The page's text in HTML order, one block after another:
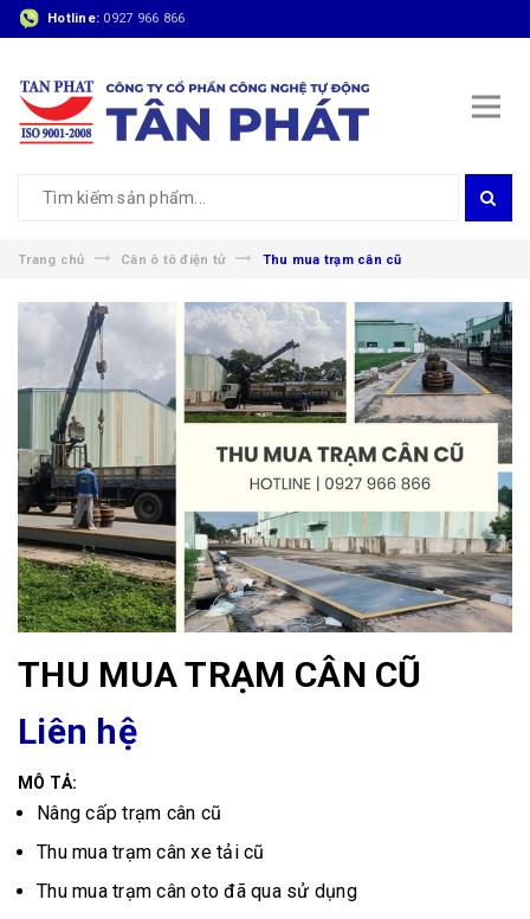
Hotline: 0927 966 866
Trang chủ Cân ô tô điện tử Thu mua trạm cân cũ
THU MUA TRẠM CÂN CŨ
Liên hệ
MÔ TẢ:
Nâng cấp trạm cân cũ
Thu mua trạm cân xe tải cũ
Thu mua trạm cân oto đã qua sử dụng